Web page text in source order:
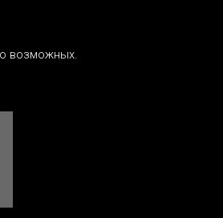
возможных.